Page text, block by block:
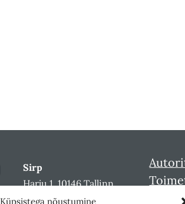
Küpsistega nõustumine
Sirp
Harju 1, 10146 Tallinn
sirp@sirp.ee
Sirbi